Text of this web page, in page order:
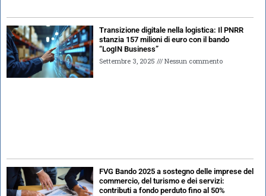
Transizione digitale nella logistica: Il PNRR
stanzia 157 milioni di euro con il bando
“LogIN Business”
Settembre 3, 2025
Nessun commento
FVG Bando 2025 a sostegno delle imprese del
commercio, del turismo e dei servizi:
contributi a fondo perduto fino al 50%